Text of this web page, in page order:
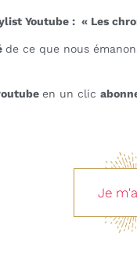
Youtube : « Les
de ce que nous
en un clic
Je